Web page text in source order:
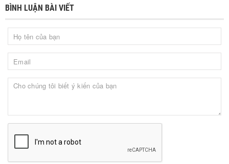
BÌNH LUẬN BÀI VIẾT